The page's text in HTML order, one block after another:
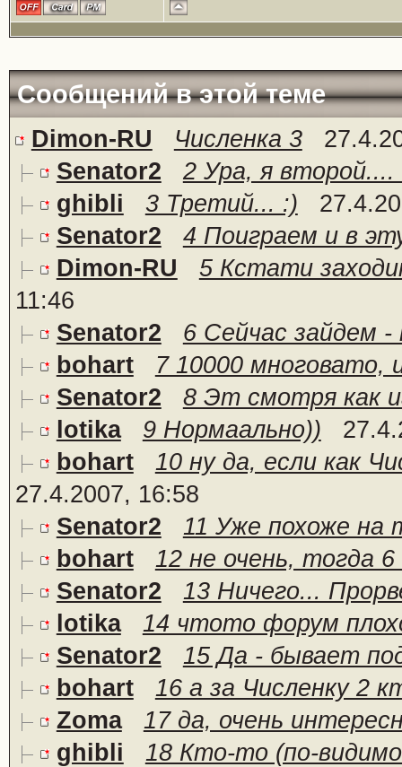
Сообщений в этой теме
Dimon-RU Численка 3
Senator2
2 Ура, я второй....
ghibli
3 Третий... :)
Senator2
4 Поиграем и в
Dimon-RU
5 Кстати
11:46
Senator2
6 Сейчас зайдем
bohart
7 10000 многовато,
Senator2
8 Эт смотря как
lotika
9 Нормаально))
bohart
10 ну да, если как
27.4.2007, 16:58
Senator2
11 Уже похоже на
bohart
12 не очень, тогда 6
Senator2
13 Ничего...
lotika
14 чтото форум
Senator2
15 Да - бывает
bohart
16 а за Численку 2
Zoma
17 да, очень
ghibli
18 Кто-то (по-